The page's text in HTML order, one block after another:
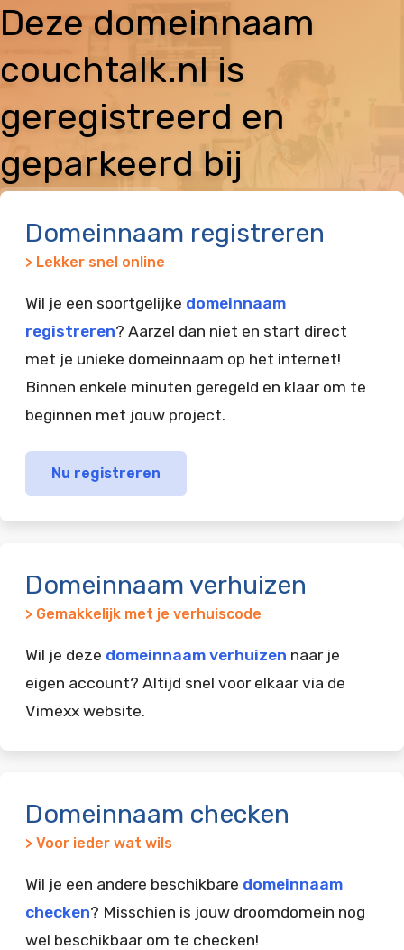
Deze domeinnaam
couchtalk.nl is
geregistreerd en
geparkeerd bij
Domeinnaam registreren
> Lekker snel online
Wil je een soortgelijke domeinnaam
registreren? Aarzel dan niet en start direct
met je unieke domeinnaam op het internet!
Binnen enkele minuten geregeld en klaar om te
beginnen met jouw project.
Nu registreren
Domeinnaam verhuizen
> Gemakkelijk met je verhuiscode
Wil je deze domeinnaam verhuizen naar je
eigen account? Altijd snel voor elkaar via de
Vimexx website.
Domeinnaam checken
> Voor ieder wat wils
Wil je een andere beschikbare domeinnaam
checken? Misschien is jouw droomdomein nog
wel beschikbaar om te checken!